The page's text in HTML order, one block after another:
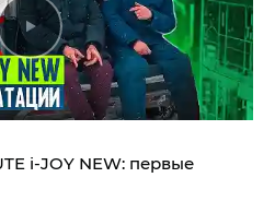
i‑JOY NEW: первые